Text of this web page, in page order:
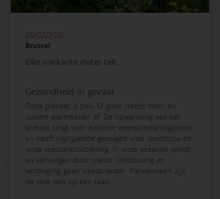
26/02/2021
Brussel
Elke vierkante meter telt
Gezondheid in gevaar
Onze planeet is ziek. Er gaan steeds meer en
luidere alarmbellen af. De opwarming van het
klimaat zorgt voor extreme weersomstandigheden
en heeft ingrijpende gevolgen voor landbouw en
onze voedselvoorziening. In onze oceanen wordt
vis vervangen door plastic. Ontbossing en
verdroging gaan steeds verder. Pandemieën zijn
de zure kers op een taart.